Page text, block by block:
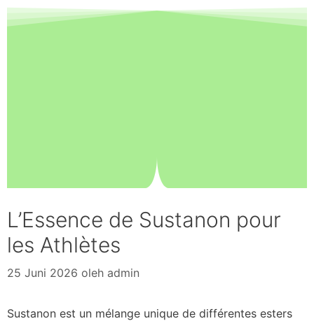
L’Essence de Sustanon pour
les Athlètes
25 Juni 2026 oleh admin
Sustanon est un mélange unique de différentes esters